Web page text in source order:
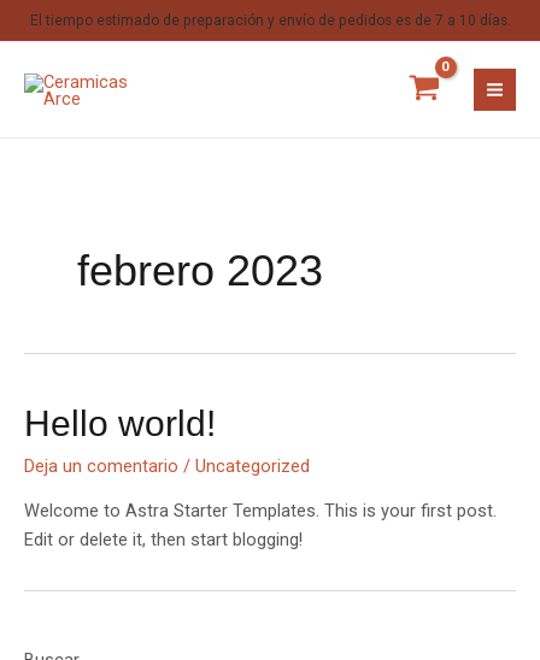
El tiempo estimado de preparación y envío de pedidos es de 7 a 10 días.
febrero 2023
Hello world!
Deja un comentario / Uncategorized
Welcome to Astra Starter Templates. This is your first post.
Edit or delete it, then start blogging!